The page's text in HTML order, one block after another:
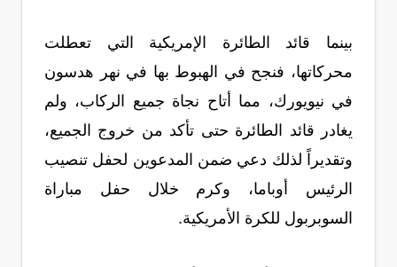
بينما قائد الطائرة الإمريكية التي تعطلت
محركاتها، فنجح في الهبوط بها في نهر هدسون
في نيويورك، مما أتاح نجاة جميع الركاب، ولم
يغادر قائد الطائرة حتى تأكد من خروج الجميع،
وتقديراً لذلك دعي ضمن المدعوين لحفل تنصيب
الرئيس أوباما، وكرم خلال حفل مباراة
السوبربول للكرة الأمريكية.